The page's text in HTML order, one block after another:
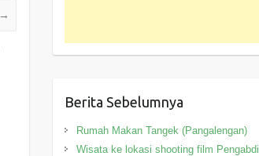
→
Berita Sebelumnya
Rumah Makan Tangek (Pangalengan)
Wisata ke lokasi shooting film Pengabdi